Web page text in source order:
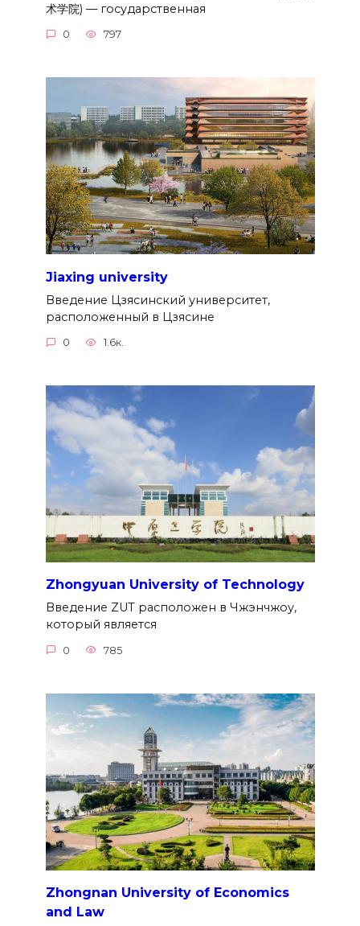
术学院) — государственная
0 797
Jiaxing university
Введение Цзясинский университет,
расположенный в Цзясине
0 1.6к.
Zhongyuan University of Technology
Введение ZUT расположен в Чжэнчжоу,
который является
0 785
Zhongnan University of Economics
and Law